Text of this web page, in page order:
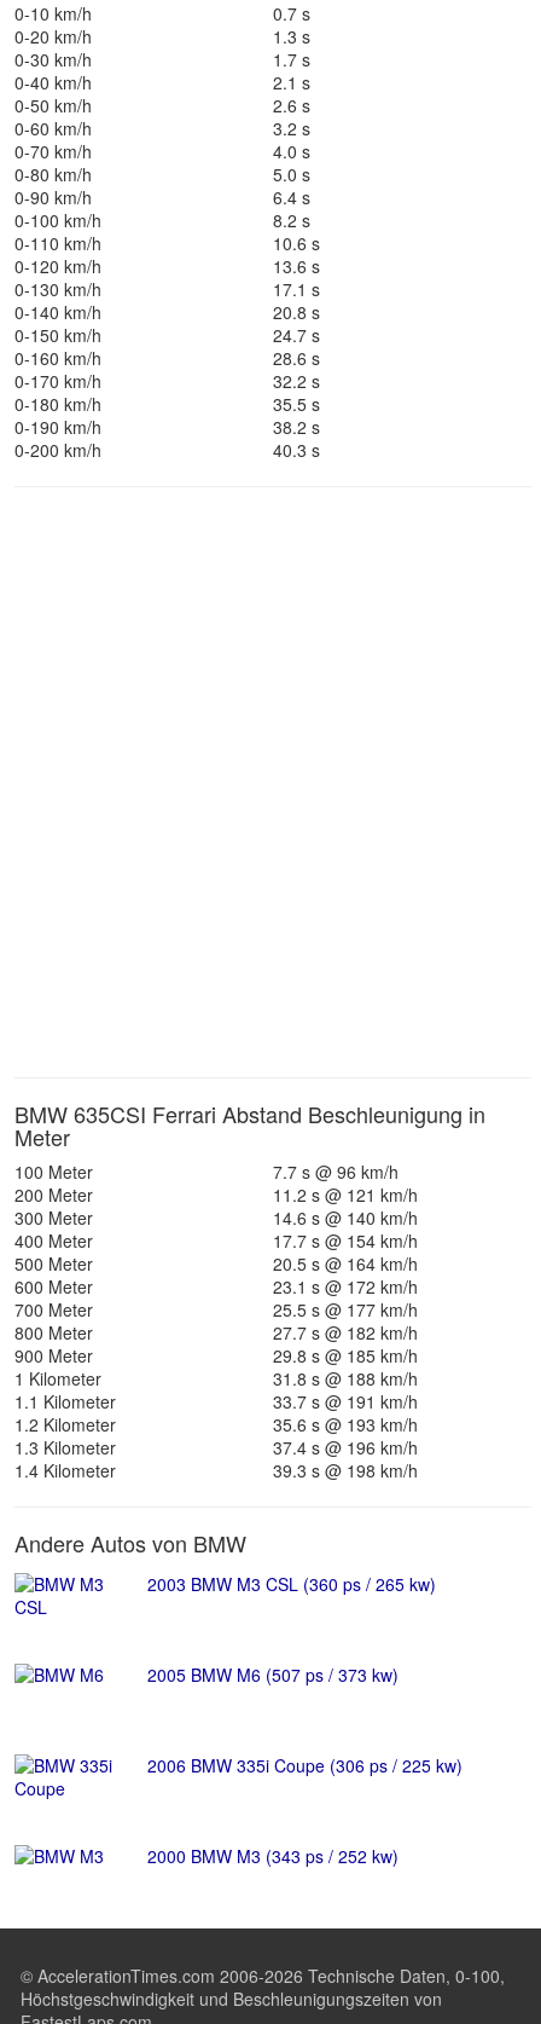
0-10 km/h
0.7 s
0-20 km/h
1.3 s
0-30 km/h
1.7 s
0-40 km/h
2.1 s
0-50 km/h
2.6 s
0-60 km/h
3.2 s
0-70 km/h
4.0 s
0-80 km/h
5.0 s
0-90 km/h
6.4 s
0-100 km/h
8.2 s
0-110 km/h
10.6 s
0-120 km/h
13.6 s
0-130 km/h
17.1 s
0-140 km/h
20.8 s
0-150 km/h
24.7 s
0-160 km/h
28.6 s
0-170 km/h
32.2 s
0-180 km/h
35.5 s
0-190 km/h
38.2 s
0-200 km/h
40.3 s
BMW 635CSI Ferrari Abstand Beschleunigung in
Meter
100 Meter
7.7 s @ 96 km/h
200 Meter
11.2 s @ 121 km/h
300 Meter
14.6 s @ 140 km/h
400 Meter
17.7 s @ 154 km/h
500 Meter
20.5 s @ 164 km/h
600 Meter
23.1 s @ 172 km/h
700 Meter
25.5 s @ 177 km/h
800 Meter
27.7 s @ 182 km/h
900 Meter
29.8 s @ 185 km/h
1 Kilometer
31.8 s @ 188 km/h
1.1 Kilometer
33.7 s @ 191 km/h
1.2 Kilometer
35.6 s @ 193 km/h
1.3 Kilometer
37.4 s @ 196 km/h
1.4 Kilometer
39.3 s @ 198 km/h
Andere Autos von BMW
2003 BMW M3 CSL (360 ps / 265 kw)
2005 BMW M6 (507 ps / 373 kw)
2006 BMW 335i Coupe (306 ps / 225 kw)
2000 BMW M3 (343 ps / 252 kw)
© AccelerationTimes.com 2006-2026 Technische Daten, 0-100,
Höchstgeschwindigkeit und Beschleunigungszeiten von